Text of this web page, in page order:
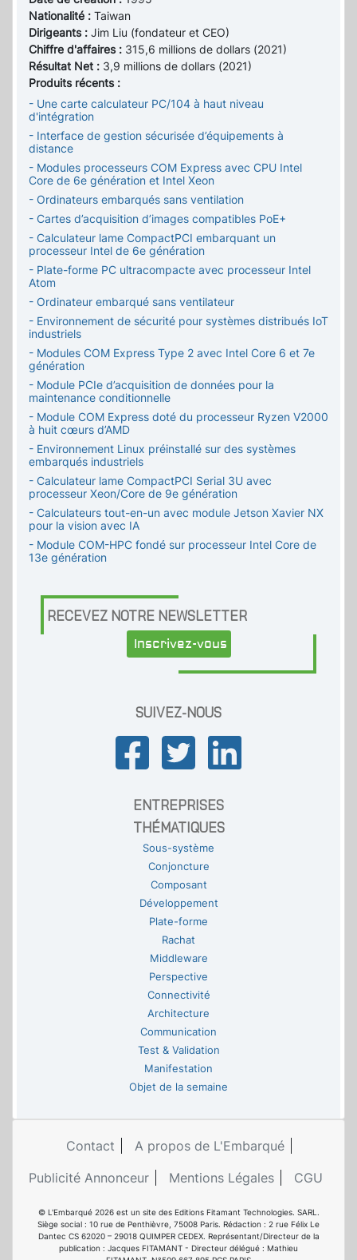
Nationalité : Taiwan
Dirigeants : Jim Liu (fondateur et CEO)
Chiffre d'affaires : 315,6 millions de dollars (2021)
Résultat Net : 3,9 millions de dollars (2021)
Produits récents :
- Une carte calculateur PC/104 à haut niveau
d'intégration
- Interface de gestion sécurisée d’équipements à
distance
- Modules processeurs COM Express avec CPU Intel
Core de 6e génération et Intel Xeon
- Ordinateurs embarqués sans ventilation
- Cartes d’acquisition d’images compatibles PoE+
- Calculateur lame CompactPCI embarquant un
processeur Intel de 6e génération
- Plate-forme PC ultracompacte avec processeur Intel
Atom
- Ordinateur embarqué sans ventilateur
- Environnement de sécurité pour systèmes distribués IoT
industriels
- Modules COM Express Type 2 avec Intel Core 6 et 7e
génération
- Module PCIe d’acquisition de données pour la
maintenance conditionnelle
- Module COM Express doté du processeur Ryzen V2000
à huit cœurs d’AMD
- Environnement Linux préinstallé sur des systèmes
embarqués industriels
- Calculateur lame CompactPCI Serial 3U avec
processeur Xeon/Core de 9e génération
- Calculateurs tout-en-un avec module Jetson Xavier NX
pour la vision avec IA
- Module COM-HPC fondé sur processeur Intel Core de
13e génération
RECEVEZ NOTRE NEWSLETTER
Inscrivez-vous
SUIVEZ-NOUS
ENTREPRISES
THÉMATIQUES
Sous-système
Conjoncture
Composant
Développement
Plate-forme
Rachat
Middleware
Perspective
Connectivité
Architecture
Communication
Test & Validation
Manifestation
Objet de la semaine
Contact
A propos de L'Embarqué
Publicité Annonceur
Mentions Légales CGU
© L'Embarqué 2026 est un site des Editions Fitamant Technologies. SARL.
Siège social : 10 rue de Penthièvre, 75008 Paris. Rédaction : 2 rue Félix Le
Dantec CS 62020 – 29018 QUIMPER CEDEX. Représentant/Directeur de la
publication : Jacques FITAMANT - Directeur délégué : Mathieu